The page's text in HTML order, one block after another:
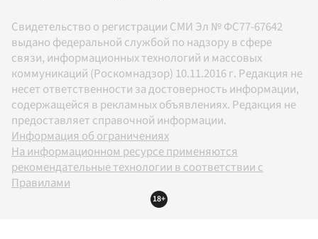
Свидетельство о регистрации СМИ Эл № ФС77-67642
выдано федеральной службой по надзору в сфере
связи, информационных технологий и массовых
коммуникаций (Роскомнадзор) 10.11.2016 г. Редакция не
несет ответственности за достоверность информации,
содержащейся в рекламных объявлениях. Редакция не
предоставляет справочной информации.
Информация об ограничениях
На информационном ресурсе применяются
рекомендательные технологии в соответствии с
Правилами
18+